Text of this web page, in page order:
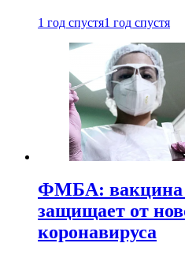
1 год спустя1 год спустя
ФМБА: вакцина
защищает от
коронавируса